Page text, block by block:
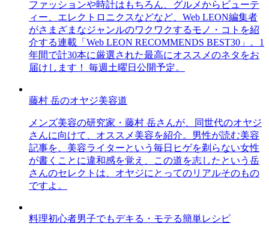
ファッションや時計はもちろん、グルメからビューテ
ィー、エレクトロニクスなどなど、Web LEON編集者
がさまざまなジャンルのワクワクするモノ・コトを紹
介する連載「Web LEON RECOMMENDS BEST30」。1
年間で計30本に厳選された最高にオススメのネタをお
届けします！ 毎週土曜日公開予定。
藤村 岳のオヤジ美容道
メンズ美容の研究家・藤村 岳さんが、同世代のオヤジ
さんに向けて、オススメ美容を紹介。男性が読む美容
記事を、美容ライターという毎日ヒゲを剃らない女性
が書くことに違和感を覚え、この道を志したという岳
さんのセレクトは、オヤジにとってのリアルそのもの
ですよ。
料理初心者男子でもデキる・モテる簡単レシピ